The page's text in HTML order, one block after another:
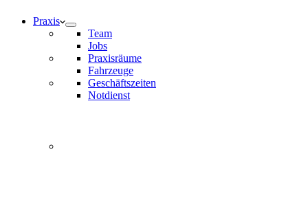
Praxis
Team
Jobs
Praxisräume
Fahrzeuge
Geschäftszeiten
Notdienst